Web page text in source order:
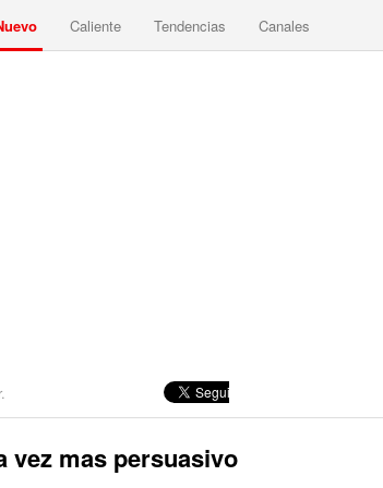
Caliente Tendencias Canales
vez mas persuasivo